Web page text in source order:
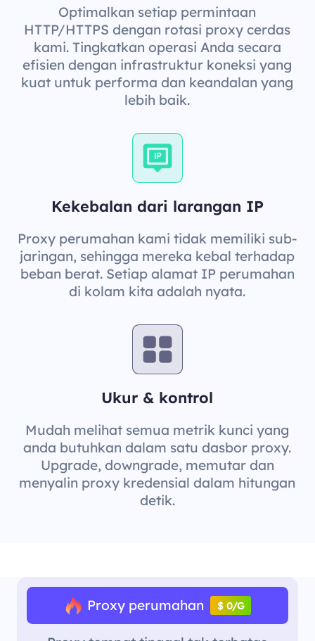
Optimalkan setiap permintaan
HTTP/HTTPS dengan rotasi proxy cerdas
kami. Tingkatkan operasi Anda secara
efisien dengan infrastruktur koneksi yang
kuat untuk performa dan keandalan yang
lebih baik.
Kekebalan dari larangan IP
Proxy perumahan kami tidak memiliki sub-
jaringan, sehingga mereka kebal terhadap
beban berat. Setiap alamat IP perumahan
di kolam kita adalah nyata.
Ukur & kontrol
Mudah melihat semua metrik kunci yang
anda butuhkan dalam satu dasbor proxy.
Upgrade, downgrade, memutar dan
menyalin proxy kredensial dalam hitungan
detik.
Proxy perumahan $ 0/G